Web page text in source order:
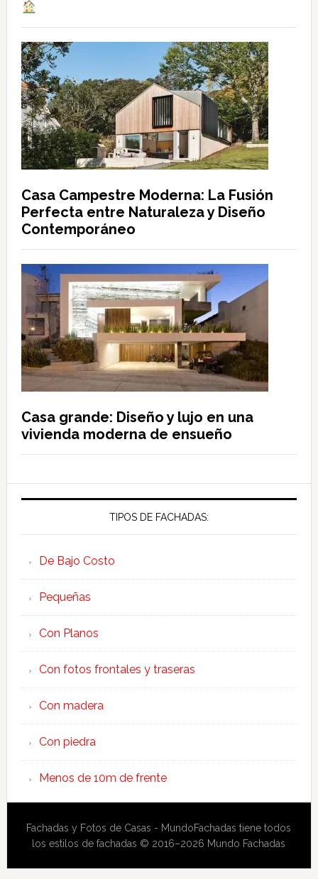
Casa Campestre Moderna: La Fusión
Perfecta entre Naturaleza y Diseño
Contemporáneo
Casa grande: Diseño y lujo en una
vivienda moderna de ensueño
TIPOS DE FACHADAS:
De Bajo Costo
Pequeñas
Con Planos
Con fotos frontales y traseras
Con madera
Con piedra
Menos de 10m de frente
Fachadas y Fotos de Casas - MundoFachadas tiene todos
los estilos de fachadas © 2016–2026 Mundo Fachadas